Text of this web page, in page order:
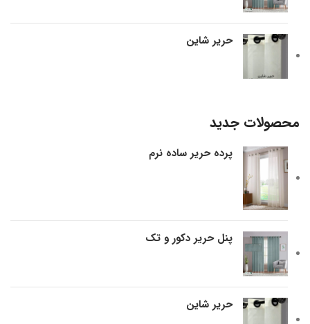
حریر شاین
محصولات جدید
پرده حریر ساده نرم
پنل حریر دکور و تک
حریر شاین